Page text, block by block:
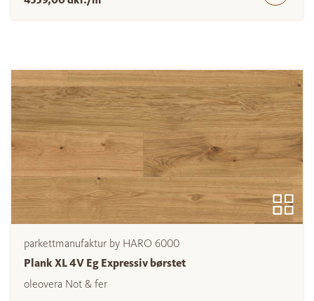
parkettmanufaktur by HARO 6000
Plank XL 4V Eg Expressiv børstet
oleovera Not & fer